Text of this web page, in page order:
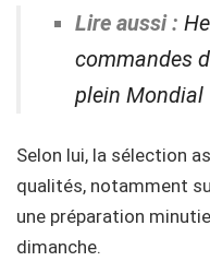
Lire aussi :
commandes
plein Mondial
Selon lui, la sélection
qualités, notamment
une préparation
dimanche.